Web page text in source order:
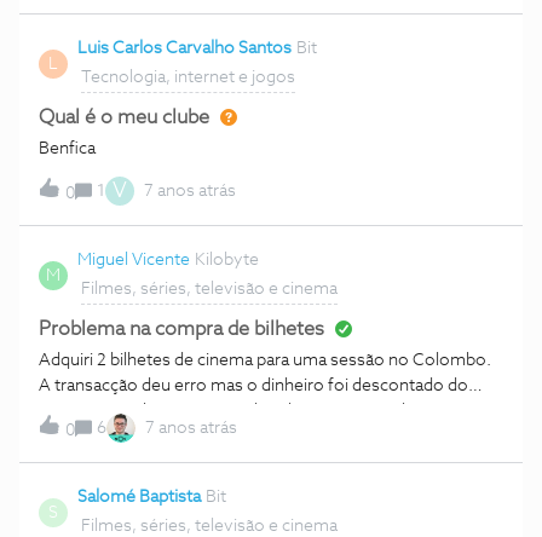
Luis Carlos Carvalho Santos Bit
Tecnologia, internet e jogos
Qual é o meu clube
Benfica
0 1 V 7 anos atrás
M
Miguel Vicente Kilobyte
Filmes, séries, televisão e cinema
Problema na compra de bilhetes
Adquiri 2 bilhetes de cinema para uma sessão no Colombo.
A transacção deu erro mas o dinheiro foi descontado do
cartão que utilizei. Gostaria de saber como resolver a
situação. Obrigado.
0 6 7 anos atrás
S
Salomé Baptista Bit
Filmes, séries, televisão e cinema